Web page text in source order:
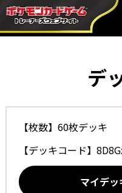
デ
【枚数】60枚デッキ
【デッキコード】
マイデ